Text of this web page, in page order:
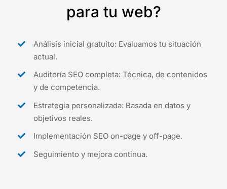
para tu web?
Análisis inicial gratuito: Evaluamos tu situación
actual.
Auditoría SEO completa: Técnica, de contenidos
y de competencia.
Estrategia personalizada: Basada en datos y
objetivos reales.
Implementación SEO on-page y off-page.
Seguimiento y mejora continua.